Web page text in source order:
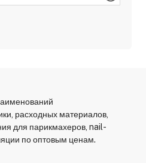
расходных материалов,
для парикмахеров, nail-
по оптовым ценам.